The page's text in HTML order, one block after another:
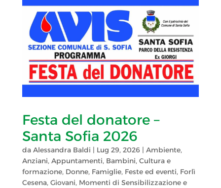
Festa del donatore –
Santa Sofia 2026
da Alessandra Baldi | Lug 29, 2026| Ambiente,
Anziani, Appuntamenti, Bambini, Cultura e
formazione, Donne, Famiglie, Feste ed eventi, Forlì
Cesena, Giovani, Momenti di Sensibilizzazione e